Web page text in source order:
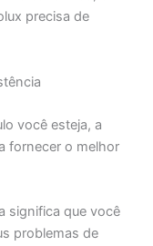
precisa de
você esteja, a
fornecer o melhor
significa que você
problemas de